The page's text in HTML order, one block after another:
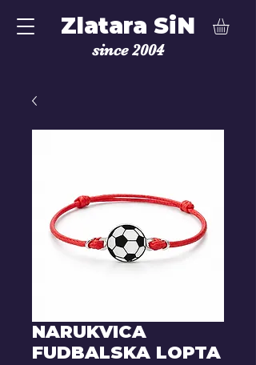
Zlatara SiN
since 2004
NARUKVICA
FUDBALSKA LOPTA